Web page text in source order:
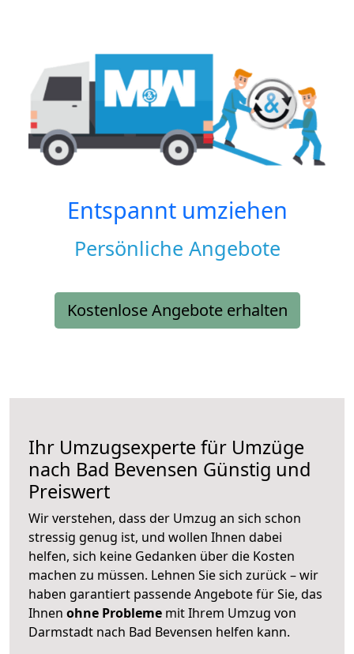
Entspannt umziehen
Persönliche Angebote
Kostenlose Angebote erhalten
Ihr Umzugsexperte für Umzüge
nach Bad Bevensen Günstig und
Preiswert
Wir verstehen, dass der Umzug an sich schon
stressig genug ist, und wollen Ihnen dabei
helfen, sich keine Gedanken über die Kosten
machen zu müssen. Lehnen Sie sich zurück – wir
haben garantiert passende Angebote für Sie, das
Ihnen ohne Probleme mit Ihrem Umzug von
Darmstadt nach Bad Bevensen helfen kann.